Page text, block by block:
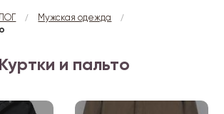
/ Мужская одежда /
Куртки и пальто